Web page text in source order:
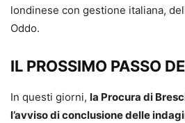
londinese con gestione italiana,
Oddo.
IL PROSSIMO PASSO
In questi giorni, la Procura di
l’avviso di conclusione delle